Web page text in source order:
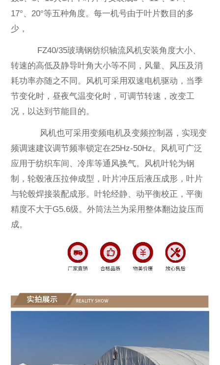
17°、20°等五种角度。每一机号由于叶片数目的多
少，
FZ40/35玻璃钢纺织轴流风机安装角度大小、
转速的高低及静导叶角大小等不同，风量、风压及消
耗功率亦随之不同。风机可采用双速电机驱动，当季
节变化时，昼夜气温变化时，可调节转速，改变工
况，以达到节能目的。
风机也可采用变频电机及变频控制器，实现变
频调速建议调节频率锁定在25Hz-50Hz。风机可广泛
应用于纺织车间、冷库等通风换气。风机叶轮为钢
制，轮毂液压拉伸成型，叶片冲压后液压成形，叶片
与轮毂焊接装配成形。叶轮经静、动平衡校正，平衡
精度不大于G5.6级。外筒法兰为采用整体翻边旋压而
成。